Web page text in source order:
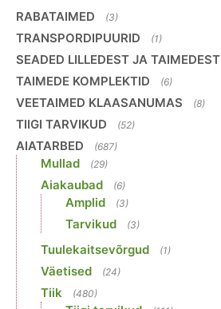
RABATAIMED (3)
TRANSPORDIPUURID (1)
SEADED LILLEDEST JA TAIMEDEST
TAIMEDE KOMPLEKTID (6)
VEETAIMED KLAASANUMAS (8)
TIIGI TARVIKUD (52)
AIATARBED (687)
Mullad (29)
Aiakaubad (6)
Amplid (3)
Tarvikud (3)
Tuulekaitsevõrgud (1)
Väetised (24)
Tiik (480)